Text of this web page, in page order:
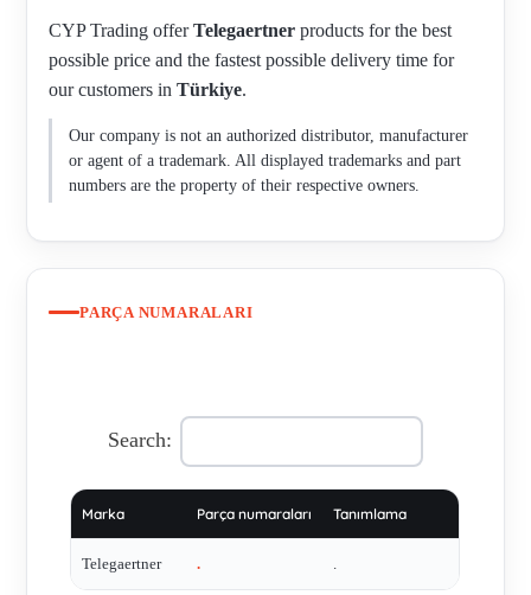
CYP Trading offerTelegaertner products for the best
possible price and the fastest possible delivery time for
our customers in Türkiye.
Our company is not an authorized distributor, manufacturer
or agent of a trademark. All displayed trademarks and part
numbers are the property of their respective owners.
PARÇA NUMARALARI
Search:
Marka Parça numaraları Tanımlama
Telegaertner .